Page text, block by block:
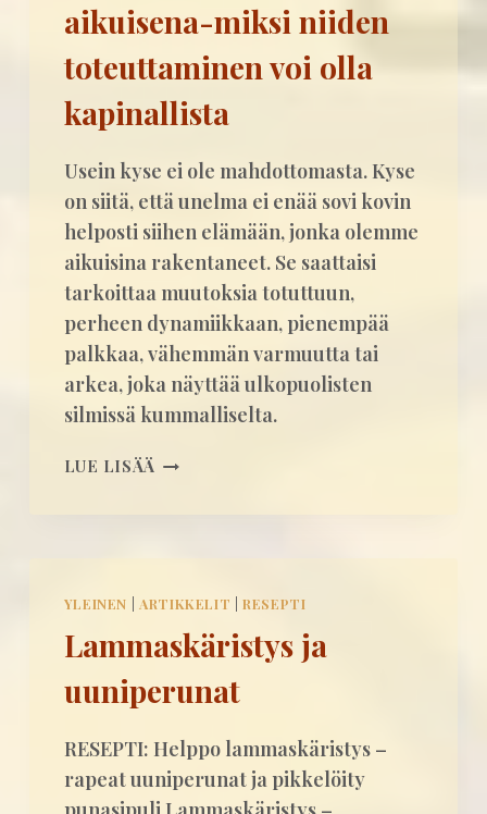
aikuisena-miksi niiden
toteuttaminen voi olla
kapinallista
Usein kyse ei ole mahdottomasta. Kyse
on siitä, että unelma ei enää sovi kovin
helposti siihen elämään, jonka olemme
aikuisina rakentaneet. Se saattaisi
tarkoittaa muutoksia totuttuun,
perheen dynamiikkaan, pienempää
palkkaa, vähemmän varmuutta tai
arkea, joka näyttää ulkopuolisten
silmissä kummalliselta.
LUE LISÄÄ L
D
E
N
U
L
M
YLEINEN ARTIKKELIT |RESEPTI
Lammaskäristys ja
uuniperunat
RESEPTI: Helppo lammaskäristys –
rapeat uuniperunat ja pikkelöity